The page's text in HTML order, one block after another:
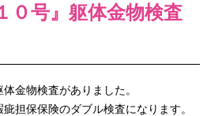
０号』躯体金物検査
金物検査がありました。
担保保険のダブル検査になります。